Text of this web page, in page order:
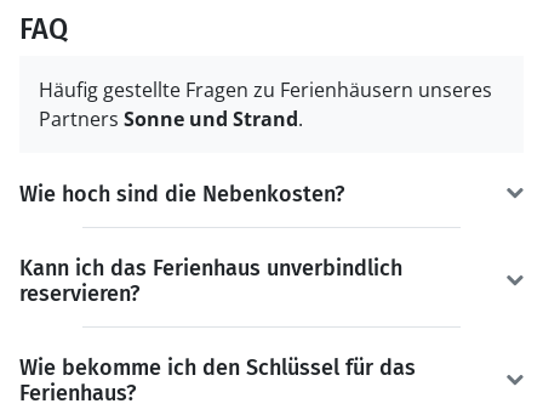
FAQ
Häufig gestellte Fragen zu Ferienhäusern unseres
Partners Sonne und Strand.
Wie hoch sind die Nebenkosten?
Kann ich das Ferienhaus unverbindlich
reservieren?
Wie bekomme ich den Schlüssel für das
Ferienhaus?